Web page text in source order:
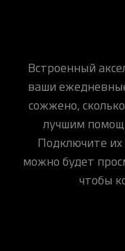
Встроенный
ваши
сожжено,
лучшим
Подключите
можно будет
чтобы